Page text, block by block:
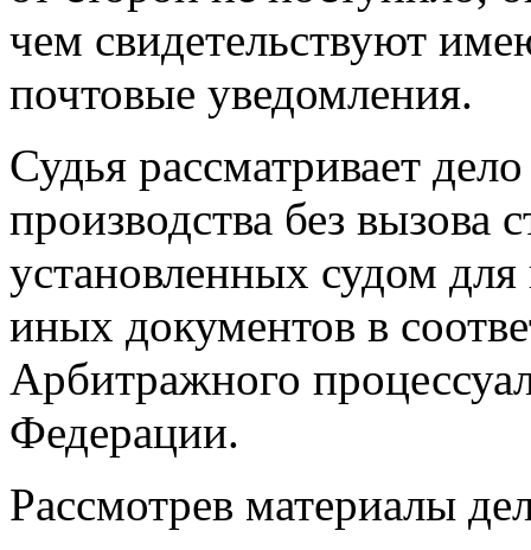
чем свидетельствуют
почтовые уведомления.
Судья рассматривает
производства без вызова
установленных судом для
иных документов в
Арбитражного
Федерации.
Рассмотрев материалы